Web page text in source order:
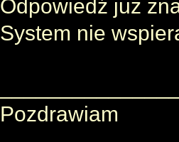
Odpowiedź już
System nie
Pozdrawiam